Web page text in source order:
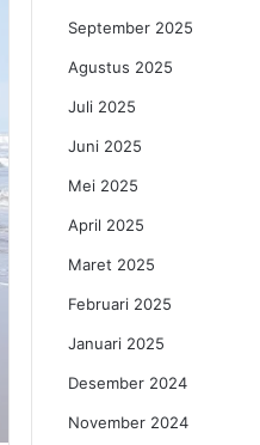
September 2025
Agustus 2025
Juli 2025
Juni 2025
Mei 2025
April 2025
Maret 2025
Februari 2025
Januari 2025
Desember 2024
November 2024